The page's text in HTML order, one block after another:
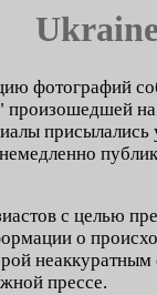
фотографий
произошедшей
присылались
с целью
о
прессе.